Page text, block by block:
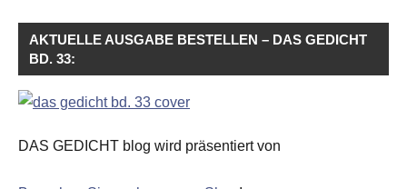
AKTUELLE AUSGABE BESTELLEN – DAS GEDICHT
BD. 33:
DAS GEDICHT blog wird präsentiert von